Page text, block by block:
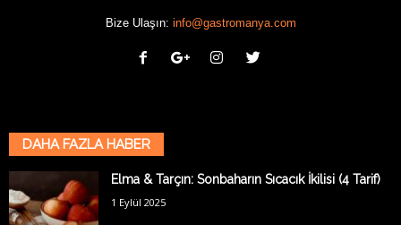
Bize Ulaşın: info@gastromanya.com
DAHA FAZLA HABER
Elma & Tarçın: Sonbaharın Sıcacık İkilisi (4 Tarif)
1 Eylül 2025